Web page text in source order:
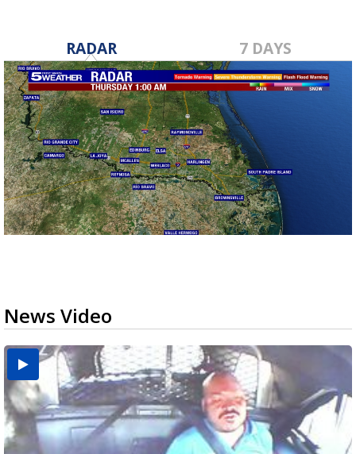
RADAR 7 DAYS
News Video